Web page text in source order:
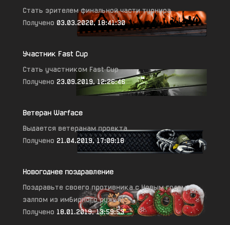
Стать зрителем финальной части турнира
Получено 03.03.2020, 18:41:30
Участник Fast Cup
Стать участником Fast Cup
Получено 23.09.2019, 12:26:46
Ветеран Warface
Выдается ветеранам проекта
Получено 21.04.2019, 17:09:18
Новогоднее поздравление
Поздравьте своего противника с Новым годом
залпом из имбирного ружья!
Получено 18.01.2019, 13:59:53